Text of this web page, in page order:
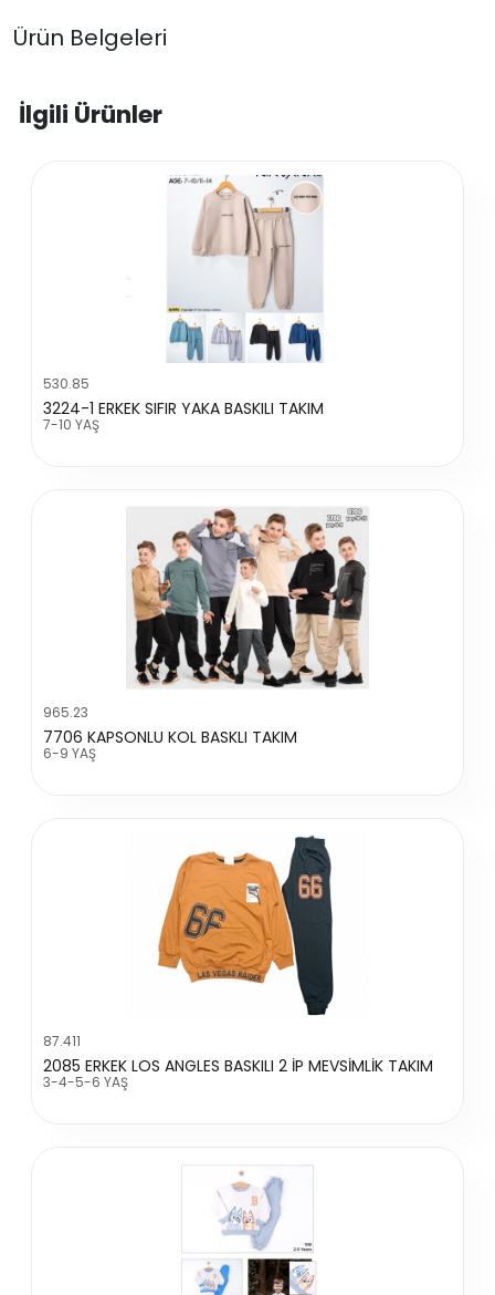
Ürün Belgeleri
İlgili Ürünler
530.85
3224-1 ERKEK SIFIR YAKA BASKILI TAKIM
7-10 YAŞ
965.23
7706 KAPSONLU KOL BASKLI TAKIM
6-9 YAŞ
87.411
2085 ERKEK LOS ANGLES BASKILI 2 İP MEVSİMLİK TAKIM
3-4-5-6 YAŞ